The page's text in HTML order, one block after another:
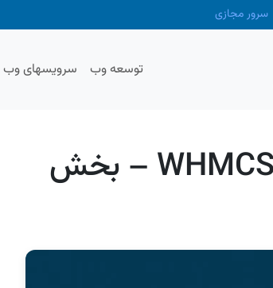
سرور مجازی
توسعه وب سرویسهای وب
آموزش نصب و تنظیمات WHMCS – بخش